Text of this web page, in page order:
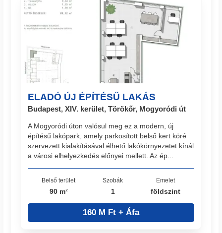
ELADÓ ÚJ ÉPÍTÉSŰ LAKÁS
Budapest, XIV. kerület, Törökőr, Mogyoródi út
A Mogyoródi úton valósul meg ez a modern, új
építésű lakópark, amely parkosított belső kert köré
szervezett kialakításával élhető lakókörnyezetet kínál
a városi elhelyezkedés előnyei mellett. Az ép...
Belső terület
90 m²
Szobák
1
Emelet
földszint
160 M Ft + Áfa